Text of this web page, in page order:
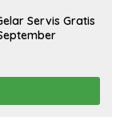
Servis Gratis